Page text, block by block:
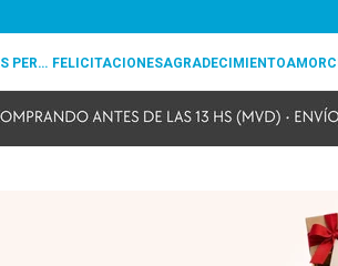
REGALOS EMPRESARIALES PERSONALIZADOS FELICITACIONESAGRADECIMIENTOAMOR